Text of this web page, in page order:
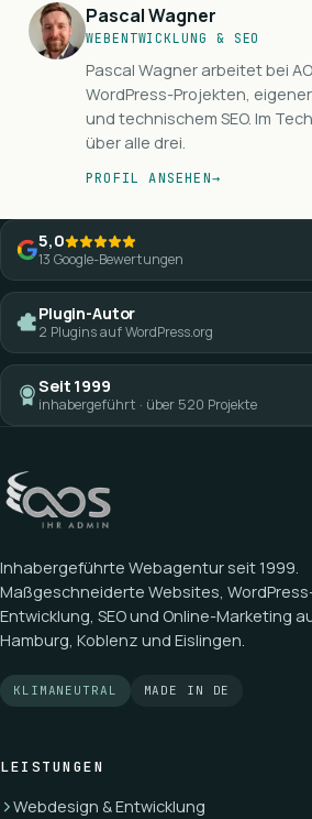
Pascal Wagner
WEBENTWICKLUNG & SEO
Pascal Wagner arbeitet bei
WordPress-Projekten,
und technischem SEO. Im
über alle drei.
PROFIL ANSEHEN→
5,0
von 5
13 Google-Bewertungen
Plugin-Autor
2 Plugins auf WordPress.org
Seit 1999
inhabergeführt · über 520 Projekte
Inhabergeführte Webagentur seit1999.
Maßgeschneiderte Websites,
Entwicklung, SEO und Online-Marketing
Hamburg, Koblenz und Eislingen.
KLIMANEUTRAL MADE IN DE
LEISTUNGEN
Webdesign & Entwicklung